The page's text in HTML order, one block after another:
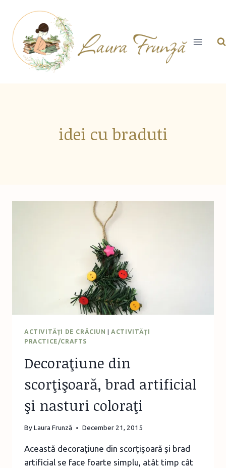
content
idei cu braduti
ACTIVITĂŢI DE CRĂCIUN |ACTIVITĂŢI
PRACTICE/CRAFTS
Decoraţiune din
scorţişoară, brad artificial
şi nasturi coloraţi
ByLaura Frunză December 21, 2015
Această decoraţiune din scorţişoară şi brad
artificial se face foarte simplu, atât timp cât